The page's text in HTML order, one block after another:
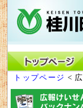
トップページ <